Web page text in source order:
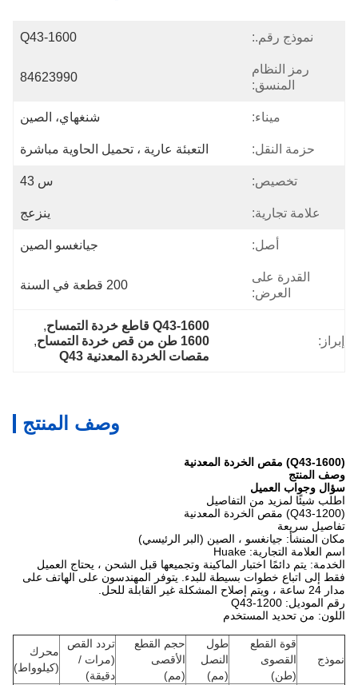
نموذج رقم.: Q43-1600
رمز النظام
المنسق:
84623990
ميناء: شنغهاي، الصين
حزمة النقل: التعبئة عارية ، تحميل الحاوية مباشرة
تخصيص: س 43
علامة تجارية: ينزعج
أصل: جيانغسو الصين
القدرة على
العرض:
200 قطعة في السنة
إبراز:
Q43-1600 قاطع خردة التمساح
,
1600 طن من قص خردة التمساح
,
مقصات الخردة المعدنية Q43
وصف المنتج
وصف المنتج
سؤال وجواب العميل
اطلب شيئًا لمزيد من التفاصيل
تفاصيل سريعة
مكان المنشأ: جيانغسو ، الصين (البر الرئيسي)
اسم العلامة التجارية: Huake
الخدمة: يتم دائمًا اختبار الماكينة وتجميعها قبل الشحن ، يحتاج العميل
فقط إلى اتباع خطوات بسيطة للبدء. يتوفر المهندسون على الهاتف على
مدار 24 ساعة ، ويتم إصلاح المشكلة غير القابلة للحل.
رقم الموديل: Q43-1200
اللون: من تحديد المستخدم
نموذج
قوة القطع
القصوى
(طن)
طول
النصل
(مم)
حجم القطع
الأقصى
(مم)
تردد القص
(مرات /
دقيقة)
محرك
(كيلوواط)